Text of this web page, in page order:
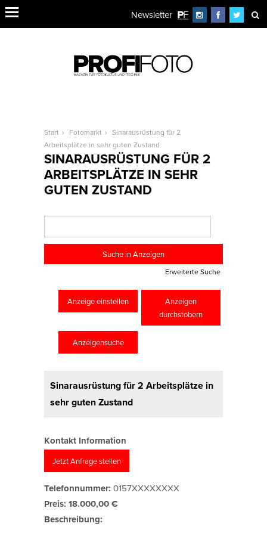
Newsletter
Start Fotomarkt
Sinarausrüstung für 2
Arbeitsplätze in sehr guten Zustand
SINARAUSRÜSTUNG FÜR 2
ARBEITSPLÄTZE IN SEHR
GUTEN ZUSTAND
Erweiterte Suche
Anzeige einstellen
Anzeigen
durchstöbern
Anzeigensuche
Sinarausrüstung für 2 Arbeitsplätze in
sehr guten Zustand
Kontakt Information
Jetzt Anfrage stellen
Telefonnummer: 0157XXXXXXXX
Preis: 18.000,00 €
Beschreibung: